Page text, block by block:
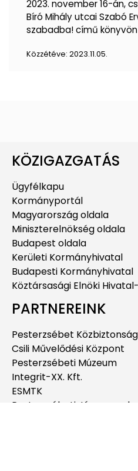
2023. november 16-án,
Bíró Mihály utcai Szabó
szabadba! című
Közzétéve: 2023.11.05.
KÖZIGAZGATÁS
Ügyfélkapu
Kormányportál
Magyarország oldala
Miniszterelnökség oldala
Budapest oldala
Kerületi Kormányhivatal
Budapesti Kormányhivatal
Köztársasági Elnöki
PARTNEREINK
Pesterzsébet
Csili Művelődési Központ
Pesterzsébeti Múzeum
Integrit-XX. Kft.
ESMTK
Pesterzsébeti Jégcsarnok